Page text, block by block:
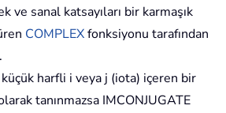
ve sanal katsayıları bir karmaşık
COMPLEXfonksiyonu tarafından
harfli i veya j (iota) içeren bir
tanınmazsa IMCONJUGATE